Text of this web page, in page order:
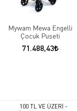
Mywam Mewa Engelli
Çocuk Puseti
71.488,43
100 TL VE ÜZERİ -